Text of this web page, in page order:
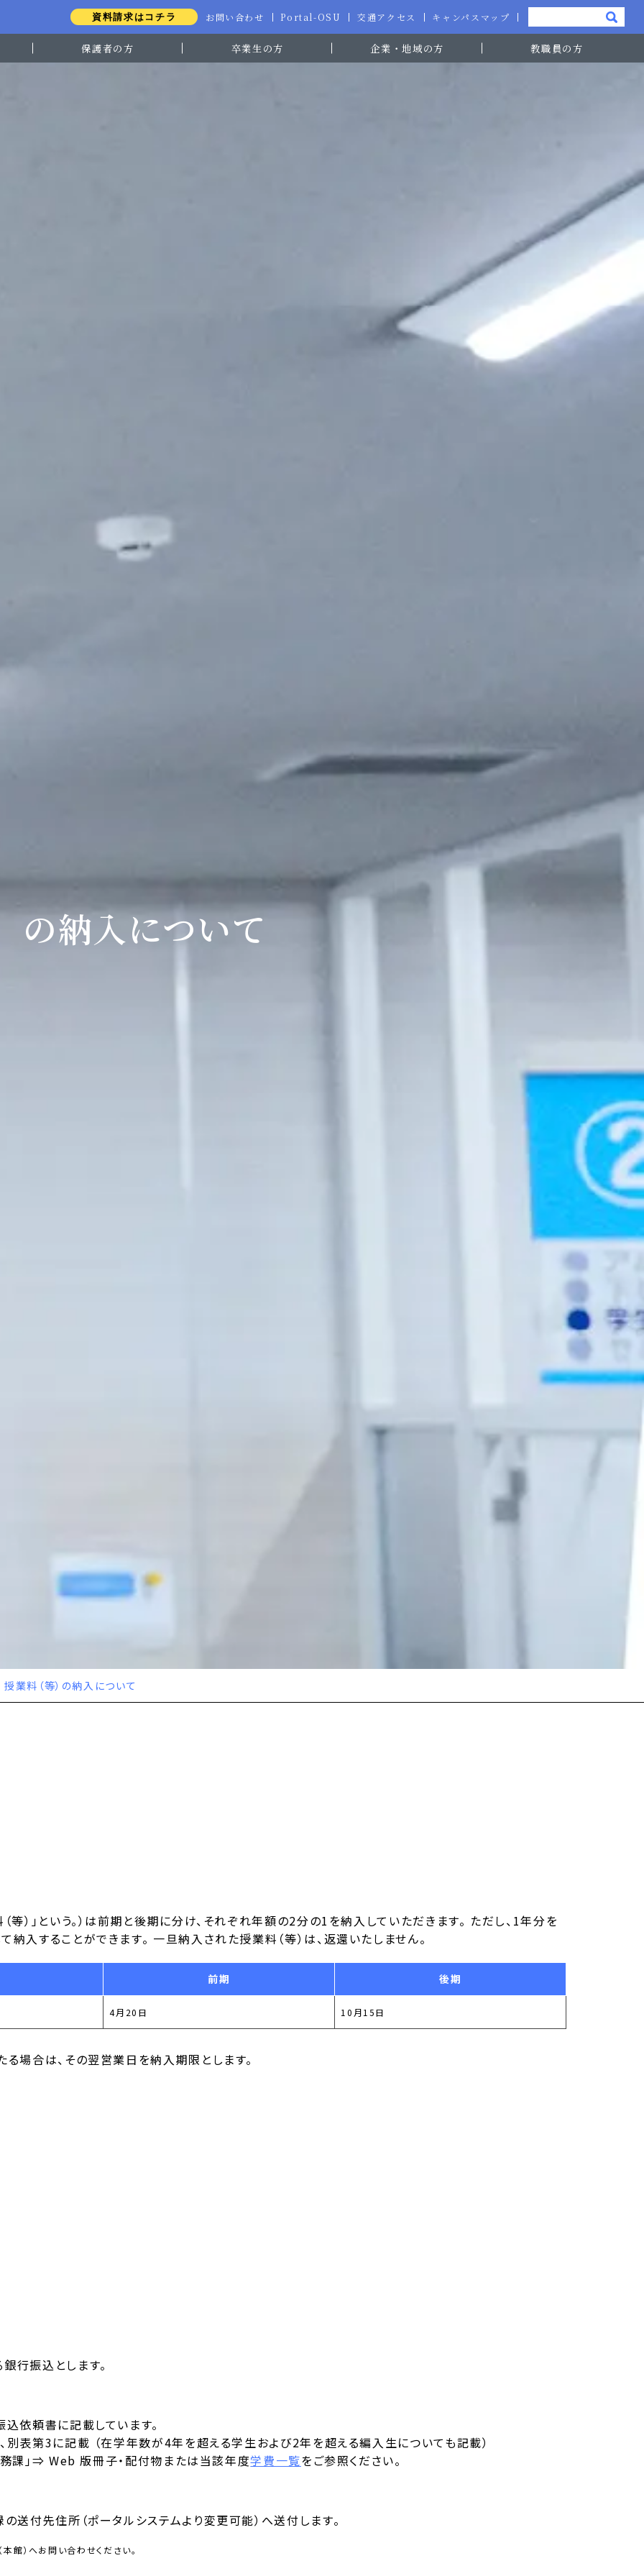
資料請求はコチラ お問い合わせ Portal-OSU 交通アクセス キャンパスマップ
保護者の方 卒業生の方 企業・地域の方 教職員の方
の納入について
授業料（等）の納入について
等）」という。）は前期と後期に分け、それぞれ年額の2分の1を納入していただきます。 ただし、1年分を
入することができます。 一旦納入された授業料（等）は、返還いたしません。
前期 後期
4月20日 10月15日
場合は、その翌営業日を納入期限とします。
行振込とします。
依頼書に記載しています。
表第3に記載 （在学年数が4年を超える学生および2年を超える編入生についても記載）
課」⇒ Web 版冊子・配付物または当該年度学費一覧をご参照ください。
付先住所（ポータルシステムより変更可能）へ送付します。
館）へお問い合わせください。